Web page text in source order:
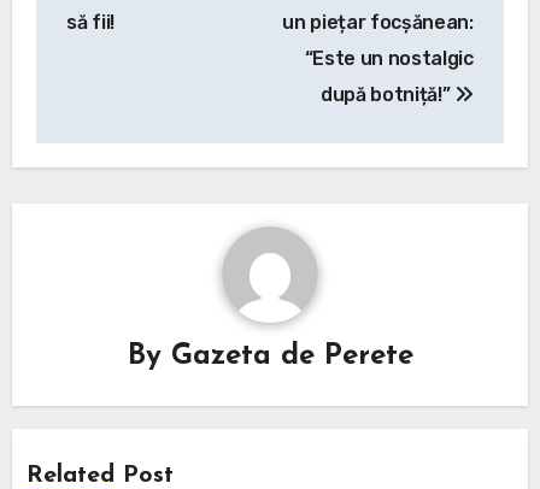
să fii!
un piețar focșănean:
“Este un nostalgic
după botniță!”
By Gazeta de Perete
Related Post